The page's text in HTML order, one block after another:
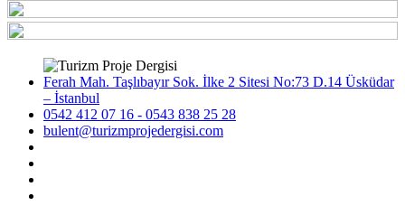
Ferah Mah. Taşlıbayır Sok. İlke 2 Sitesi No:73 D.14 Üsküdar
– İstanbul
0542 412 07 16 - 0543 838 25 28
bulent@turizmprojedergisi.com